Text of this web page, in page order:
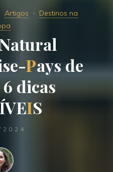
Artigos
Destinos na
atural
se-Paysde
6 dicas
VEIS